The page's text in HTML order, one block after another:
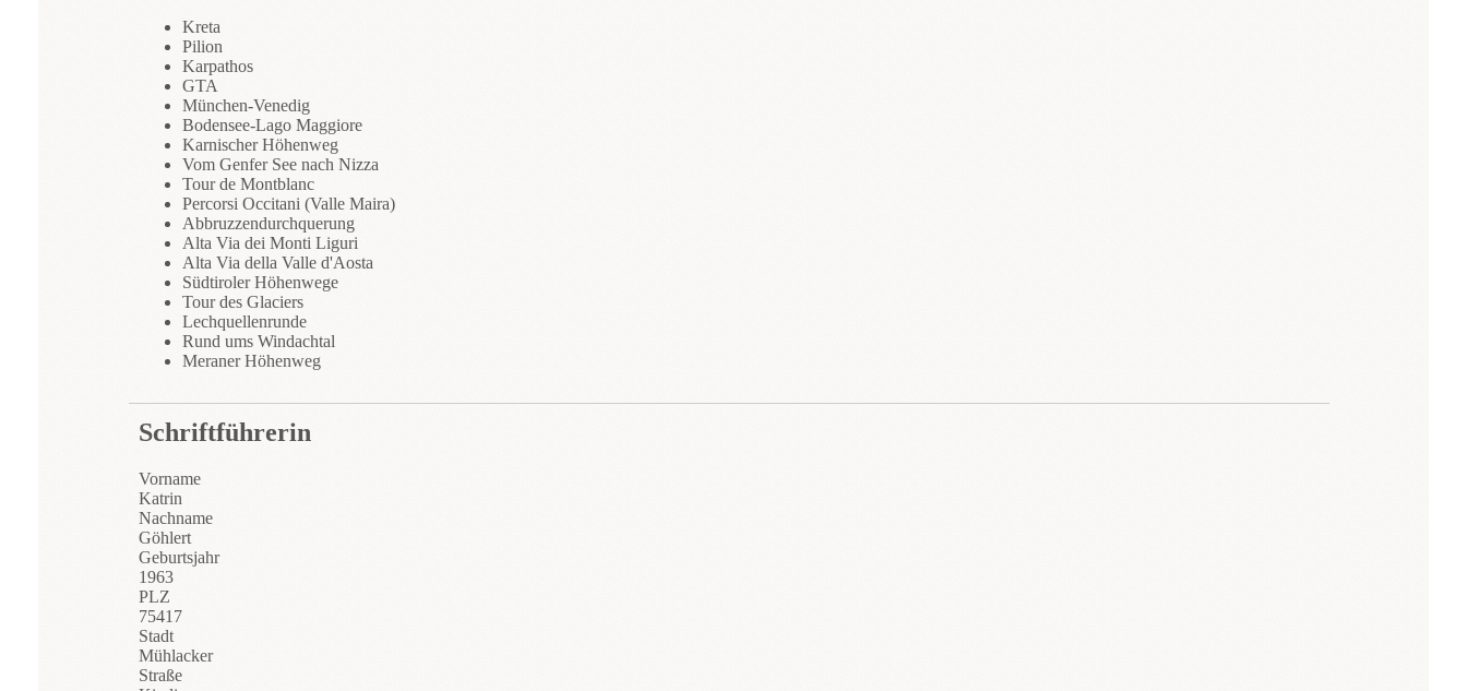
Kreta
Pilion
Karpathos
GTA
München-Venedig
Bodensee-Lago Maggiore
Karnischer Höhenweg
Vom Genfer See nach Nizza
Tour de Montblanc
Percorsi Occitani (Valle Maira)
Abbruzzendurchquerung
Alta Via dei Monti Liguri
Alta Via della Valle d'Aosta
Südtiroler Höhenwege
Tour des Glaciers
Lechquellenrunde
Rund ums Windachtal
Meraner Höhenweg
Schriftführerin
Vorname
Katrin
Nachname
Göhlert
Geburtsjahr
1963
PLZ
75417
Stadt
Mühlacker
Straße